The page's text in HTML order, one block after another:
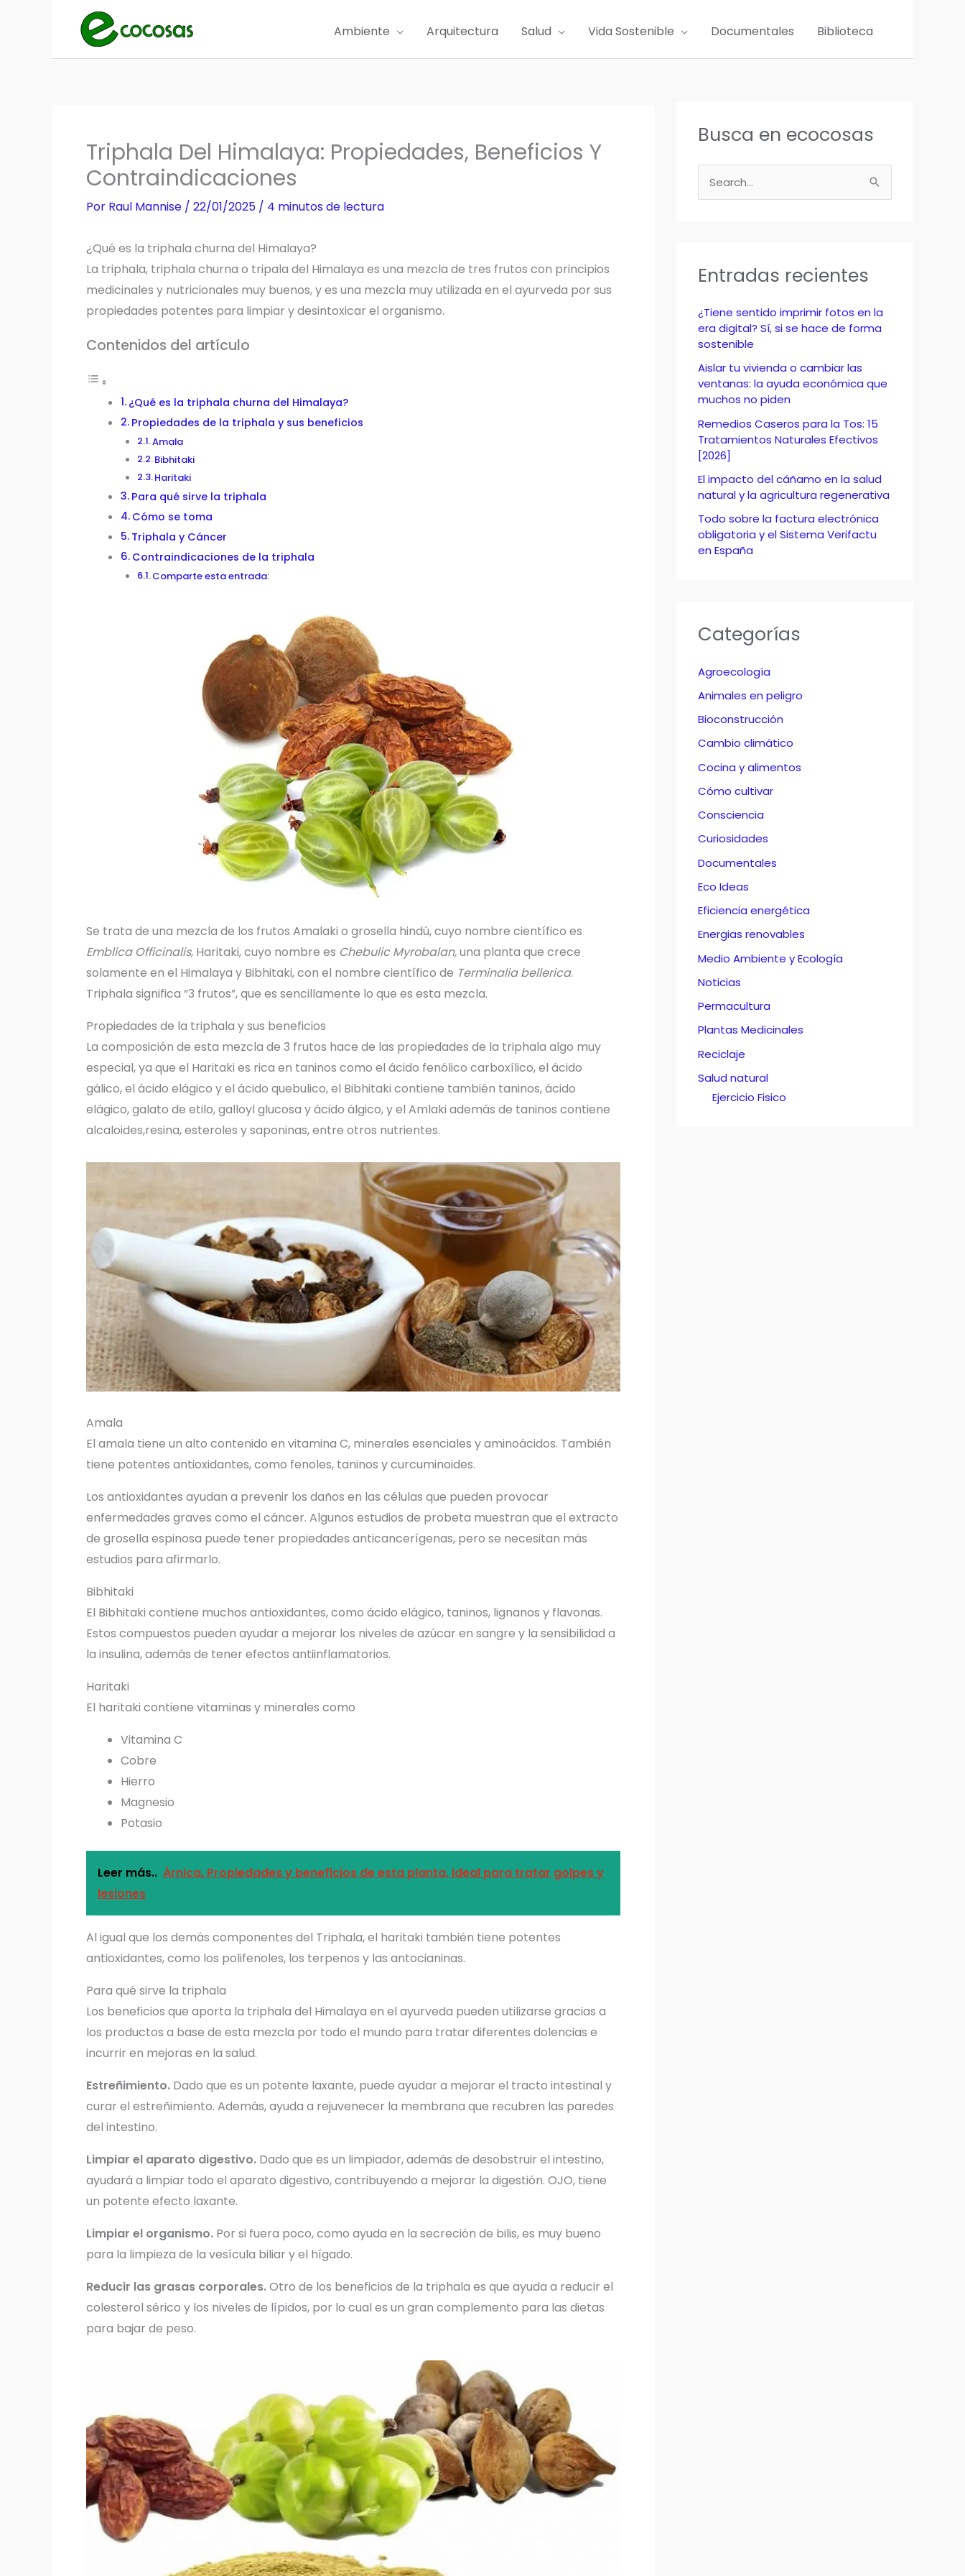
Ambiente Arquitectura Salud Vida Sostenible Documentales Biblioteca
Triphala Del Himalaya: Propiedades, Beneficios Y
Contraindicaciones
Por Raul Mannise / 22/01/2025 / 4 minutos de lectura
¿Qué es la triphala churna del Himalaya?
La triphala, triphala churna o tripala del Himalaya es una mezcla de tres frutos con principios
medicinales y nutricionales muy buenos, y es una mezcla muy utilizada en el ayurveda por sus
propiedades potentes para limpiar y desintoxicar el organismo.
Contenidos del artículo
¿Qué es la triphala churna del Himalaya?
Propiedades de la triphala y sus beneficios
Amala
Bibhitaki
Haritaki
Para qué sirve la triphala
Cómo se toma
Triphala y Cáncer
Contraindicaciones de la triphala
Comparte esta entrada:
Se trata de una mezcla de los frutos Amalaki o grosella hindú, cuyo nombre científico es
Emblica Officinalis, Haritaki, cuyo nombre es Chebulic Myrobalan,una planta que crece
solamente en el Himalaya y Bibhitaki, con el nombre científico de Terminalia bellerica.
Triphala significa “3 frutos”, que es sencillamente lo que es esta mezcla.
Propiedades de la triphala y sus beneficios
La composición de esta mezcla de 3 frutos hace de las propiedades de la triphala algo muy
especial, ya que el Haritaki es rica en taninos como el ácido fenólico carboxílico, el ácido
gálico, el ácido elágico y el ácido quebulico, el Bibhitaki contiene también taninos, ácido
elágico, galato de etilo, galloyl glucosa y ácido álgico, y el Amlaki además de taninos contiene
alcaloides,resina, esteroles y saponinas, entre otros nutrientes.
Amala
El amala tiene un alto contenido en vitamina C, minerales esenciales y aminoácidos. También
tiene potentes antioxidantes, como fenoles, taninos y curcuminoides.
Los antioxidantes ayudan a prevenir los daños en las células que pueden provocar
enfermedades graves como el cáncer. Algunos estudios de probeta muestran que el extracto
de grosella espinosa puede tener propiedades anticancerígenas, pero se necesitan más
estudios para afirmarlo.
Bibhitaki
El Bibhitaki contiene muchos antioxidantes, como ácido elágico, taninos, lignanos y flavonas.
Estos compuestos pueden ayudar a mejorar los niveles de azúcar en sangre y la sensibilidad a
la insulina, además de tener efectos antiinflamatorios.
Haritaki
El haritaki contiene vitaminas y minerales como
Vitamina C
Cobre
Hierro
Magnesio
Potasio
Leer más.. Árnica. Propiedades y beneficios de esta planta, ideal para tratar golpes y
lesiones
Al igual que los demás componentes del Triphala, el haritaki también tiene potentes
antioxidantes, como los polifenoles, los terpenos y las antocianinas.
Para qué sirve la triphala
Los beneficios que aporta la triphala del Himalaya en el ayurveda pueden utilizarse gracias a
los productos a base de esta mezcla por todo el mundo para tratar diferentes dolencias e
incurrir en mejoras en la salud.
Estreñimiento. Dado que es un potente laxante, puede ayudar a mejorar el tracto intestinal y
curar el estreñimiento. Además, ayuda a rejuvenecer la membrana que recubren las paredes
del intestino.
Limpiar el aparato digestivo. Dado que es un limpiador, además de desobstruir el intestino,
ayudará a limpiar todo el aparato digestivo, contribuyendo a mejorar la digestión. OJO, tiene
un potente efecto laxante.
Limpiar el organismo. Por si fuera poco, como ayuda en la secreción de bilis, es muy bueno
para la limpieza de la vesícula biliar y el hígado.
Reducir las grasas corporales.Otro de los beneficios de la triphala es que ayuda a reducir el
colesterol sérico y los niveles de lípidos, por lo cual es un gran complemento para las dietas
para bajar de peso.
Busca en ecocosas
u
r
o
r
:
Entradas recientes
¿Tiene sentido imprimir fotos en la
era digital? Sí, si se hace de forma
sostenible
Aislar tu vivienda o cambiar las
ventanas: la ayuda económica que
muchos no piden
Remedios Caseros para la Tos: 15
Tratamientos Naturales Efectivos
[2026]
El impacto del cáñamo en la salud
natural y la agricultura regenerativa
Todo sobre la factura electrónica
obligatoria y el Sistema Verifactu
en España
Categorías
Agroecología
Animales en peligro
Bioconstrucción
Cambio climático
Cocina y alimentos
Cómo cultivar
Consciencia
Curiosidades
Documentales
Eco Ideas
Eficiencia energética
Energias renovables
Medio Ambiente y Ecología
Noticias
Permacultura
Plantas Medicinales
Reciclaje
Salud natural
Ejercicio Fisico